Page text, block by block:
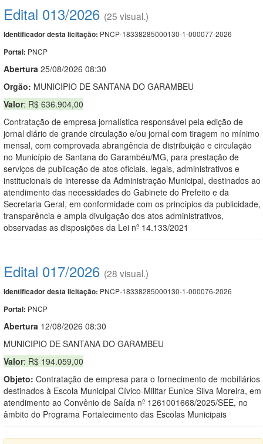
Edital 013/2026 (25 visual.)
Identificador desta licitação: PNCP-18338285000130-1-000077-2026
Portal: PNCP
Abertura 25/08/2026 08:30
Orgão: MUNICIPIO DE SANTANA DO GARAMBEU
Valor: R$ 636.904,00
Contratação de empresa jornalística responsável pela edição de
jornal diário de grande circulação e/ou jornal com tiragem no mínimo
mensal, com comprovada abrangência de distribuição e circulação
no Município de Santana do Garambéu/MG, para prestação de
serviços de publicação de atos oficiais, legais, administrativos e
institucionais de interesse da Administração Municipal, destinados ao
atendimento das necessidades do Gabinete do Prefeito e da
Secretaria Geral, em conformidade com os princípios da publicidade,
transparência e ampla divulgação dos atos administrativos,
observadas as disposições da Lei nº 14.133/2021
Edital 017/2026 (28 visual.)
Identificador desta licitação: PNCP-18338285000130-1-000076-2026
Portal: PNCP
Abertura 12/08/2026 08:30
MUNICIPIO DE SANTANA DO GARAMBEU
Valor: R$ 194.059,00
Objeto: Contratação de empresa para o fornecimento de mobiliários
destinados à Escola Municipal Cívico-Militar Eunice Silva Moreira, em
atendimento ao Convênio de Saída nº 1261001668/2025/SEE, no
âmbito do Programa Fortalecimento das Escolas Municipais